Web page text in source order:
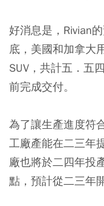
好消息是，Rivian
底，美國和加拿大
SUV，共計五．五
前完成交付。
為了讓生產進度符
工廠產能在二三年
廠也將於二四年投
點，預計從二三年